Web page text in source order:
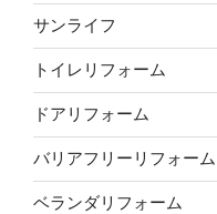
サンライフ
トイレリフォーム
ドアリフォーム
バリアフリーリフォーム
ベランダリフォーム